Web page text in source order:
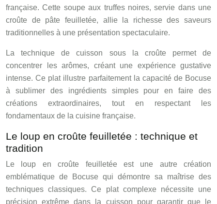
française. Cette soupe aux truffes noires, servie dans une
croûte de pâte feuilletée, allie la richesse des saveurs
traditionnelles à une présentation spectaculaire.
La technique de cuisson sous la croûte permet de
concentrer les arômes, créant une expérience gustative
intense. Ce plat illustre parfaitement la capacité de Bocuse
à sublimer des ingrédients simples pour en faire des
créations extraordinaires, tout en respectant les
fondamentaux de la cuisine française.
Le loup en croûte feuilletée : technique et
tradition
Le loup en croûte feuilletée est une autre création
emblématique de Bocuse qui démontre sa maîtrise des
techniques classiques. Ce plat complexe nécessite une
précision extrême dans la cuisson pour garantir que le